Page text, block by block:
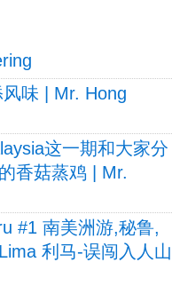
味 | Mr. Hong
这一期和大家分
香菇蒸鸡 | Mr.
#1 南美洲游,秘鲁,
利马-误闯入人山